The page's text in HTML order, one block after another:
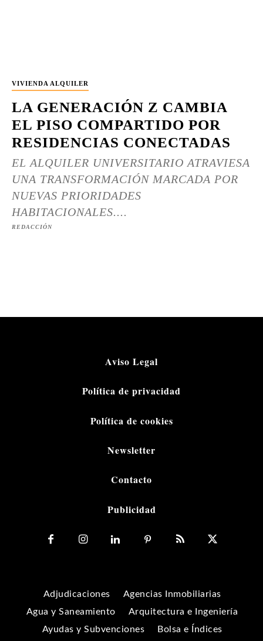
VIVIENDA ALQUILER
LA GENERACIÓN Z CAMBIA
EL PISO COMPARTIDO POR
RESIDENCIAS CONECTADAS
EL ALQUILER UNIVERSITARIO ATRAVIESA
UNA TRANSFORMACIÓN MARCADA POR
NUEVAS PRIORIDADES
HABITACIONALES....
REDACCIÓN
Aviso Legal
Política de privacidad
Política de cookies
Newsletter
Contacto
Publicidad
Adjudicaciones
Agencias Inmobiliarias
Agua y Saneamiento
Arquitectura e Ingeniería
Ayudas y Subvenciones
Bolsa e Índices